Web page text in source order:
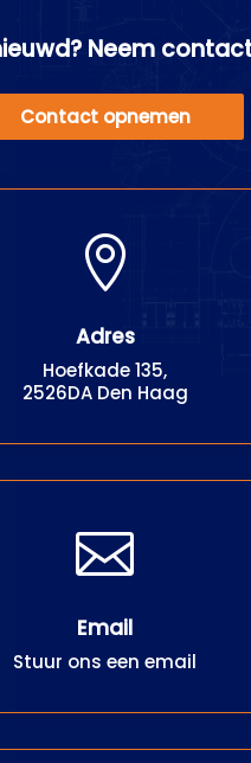
Neem
Contact opnemen

Adres
Hoefkade 135,
2526DA Den Haag

Email
Stuur ons een email